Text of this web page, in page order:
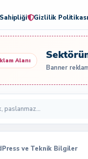
Gizlilik Politikası
Alanı
Banner
ve Teknik Bilgiler